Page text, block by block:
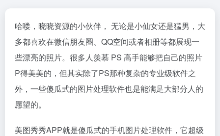
哈喽，晓晓资源的小伙伴， 无论是小仙女还是猛男，大
多都喜欢在微信朋友圈、QQ空间或者相册等都展现一
些漂亮的照片。很多人羡慕 PS 高手能够把自己的照片
P得美美的，但其实除了PS那种复杂的专业级软件之
外，一些傻瓜式的图片处理软件也是能满足大部分人的
愿望的。
美图秀秀APP就是傻瓜式的手机图片处理软件，它超级